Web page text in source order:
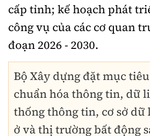
cấp tỉnh; kế hoạch phát
công vụ của các cơ quan
đoạn 2026 - 2030.
Bộ Xây dựng đặt mục
chuẩn hóa thông tin, dữ
thống thông tin, cơ sở dữ
ở và thị trường bất động